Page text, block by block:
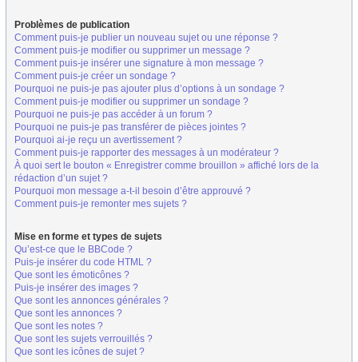
Problèmes de publication
Comment puis-je publier un nouveau sujet ou une réponse ?
Comment puis-je modifier ou supprimer un message ?
Comment puis-je insérer une signature à mon message ?
Comment puis-je créer un sondage ?
Pourquoi ne puis-je pas ajouter plus d’options à un sondage ?
Comment puis-je modifier ou supprimer un sondage ?
Pourquoi ne puis-je pas accéder à un forum ?
Pourquoi ne puis-je pas transférer de pièces jointes ?
Pourquoi ai-je reçu un avertissement ?
Comment puis-je rapporter des messages à un modérateur ?
À quoi sert le bouton « Enregistrer comme brouillon » affiché lors de la
rédaction d’un sujet ?
Pourquoi mon message a-t-il besoin d’être approuvé ?
Comment puis-je remonter mes sujets ?
Mise en forme et types de sujets
Qu’est-ce que le BBCode ?
Puis-je insérer du code HTML ?
Que sont les émoticônes ?
Puis-je insérer des images ?
Que sont les annonces générales ?
Que sont les annonces ?
Que sont les notes ?
Que sont les sujets verrouillés ?
Que sont les icônes de sujet ?